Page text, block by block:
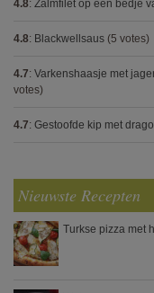
4.8: Zalmfilet op een bedje
4.8: Blackwellsaus (5 votes)
4.7: Varkenshaasje met
votes)
4.7: Gestoofde kip met
Nieuwste Recepten
Turkse pizza met